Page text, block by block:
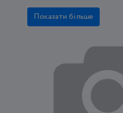
Показати більше